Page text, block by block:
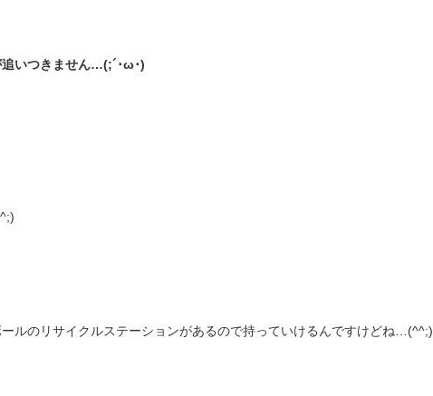
追いつきません…(;´･ω･)
ルのリサイクルステーションがあるので持っていけるんですけどね…(^^;)